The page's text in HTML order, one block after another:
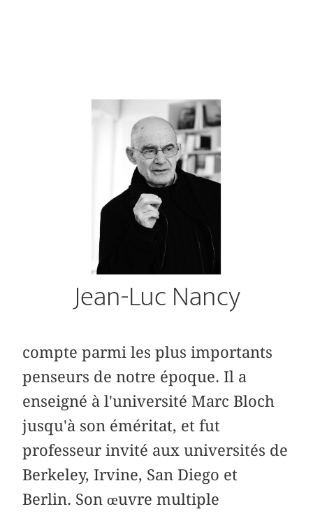
Jean-Luc Nancy
compte parmi les plus importants
penseurs de notre époque. Il a
enseigné à l'université Marc Bloch
jusqu'à son éméritat, et fut
professeur invité aux universités de
Berkeley, Irvine, San Diego et
Berlin. Son œuvre multiple